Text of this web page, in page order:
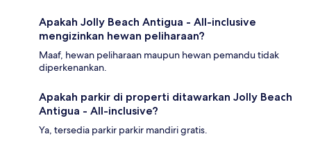
Apakah Jolly Beach Antigua - All-inclusive
mengizinkan hewan peliharaan?
Maaf, hewan peliharaan maupun hewan pemandu tidak
diperkenankan.
Apakah parkir di properti ditawarkan Jolly Beach
Antigua - All-inclusive?
Ya, tersedia parkir parkir mandiri gratis.